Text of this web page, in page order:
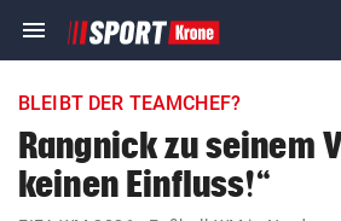
menu Navigation
ein-/ausklappen
account_circle Anmelden
BLEIBT DER TEAMCHEF?
Rangnick zu seinem
keinen Einfluss!“